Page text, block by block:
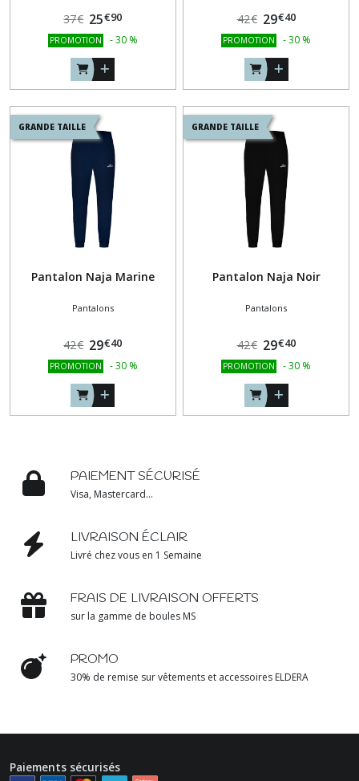
37€ 25€90
PROMOTION -30 %
42€ 29€40
PROMOTION -30 %
GRANDE TAILLE
Pantalon Naja Marine
Pantalons
42€ 29€40
PROMOTION -30 %
GRANDE TAILLE
Pantalon Naja Noir
Pantalons
42€ 29€40
PROMOTION -30 %
PAIEMENT SÉCURISÉ
Visa, Mastercard...
LIVRAISON ÉCLAIR
Livré chez vous en 1 Semaine
FRAIS DE LIVRAISON OFFERTS
sur la gamme de boules MS
PROMO
30% de remise sur vêtements et accessoires ELDERA
Paiements sécurisés